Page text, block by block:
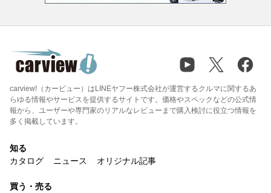
carview!（カービュー）はLINEヤフー株式会社が運営するクルマに関するあ
らゆる情報やサービスを提供するサイトです。価格やスペックなどの公式情
報から、ユーザーや専門家のリアルなレビューまで購入検討に役立つ情報を
多く掲載しています。
知る
カタログ
ニュース オリジナル記事
買う・売る